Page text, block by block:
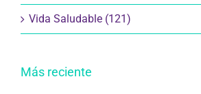
Vida Saludable (121)
Más reciente